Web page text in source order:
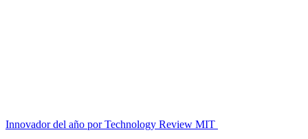
Innovador del año por Technology Review MIT